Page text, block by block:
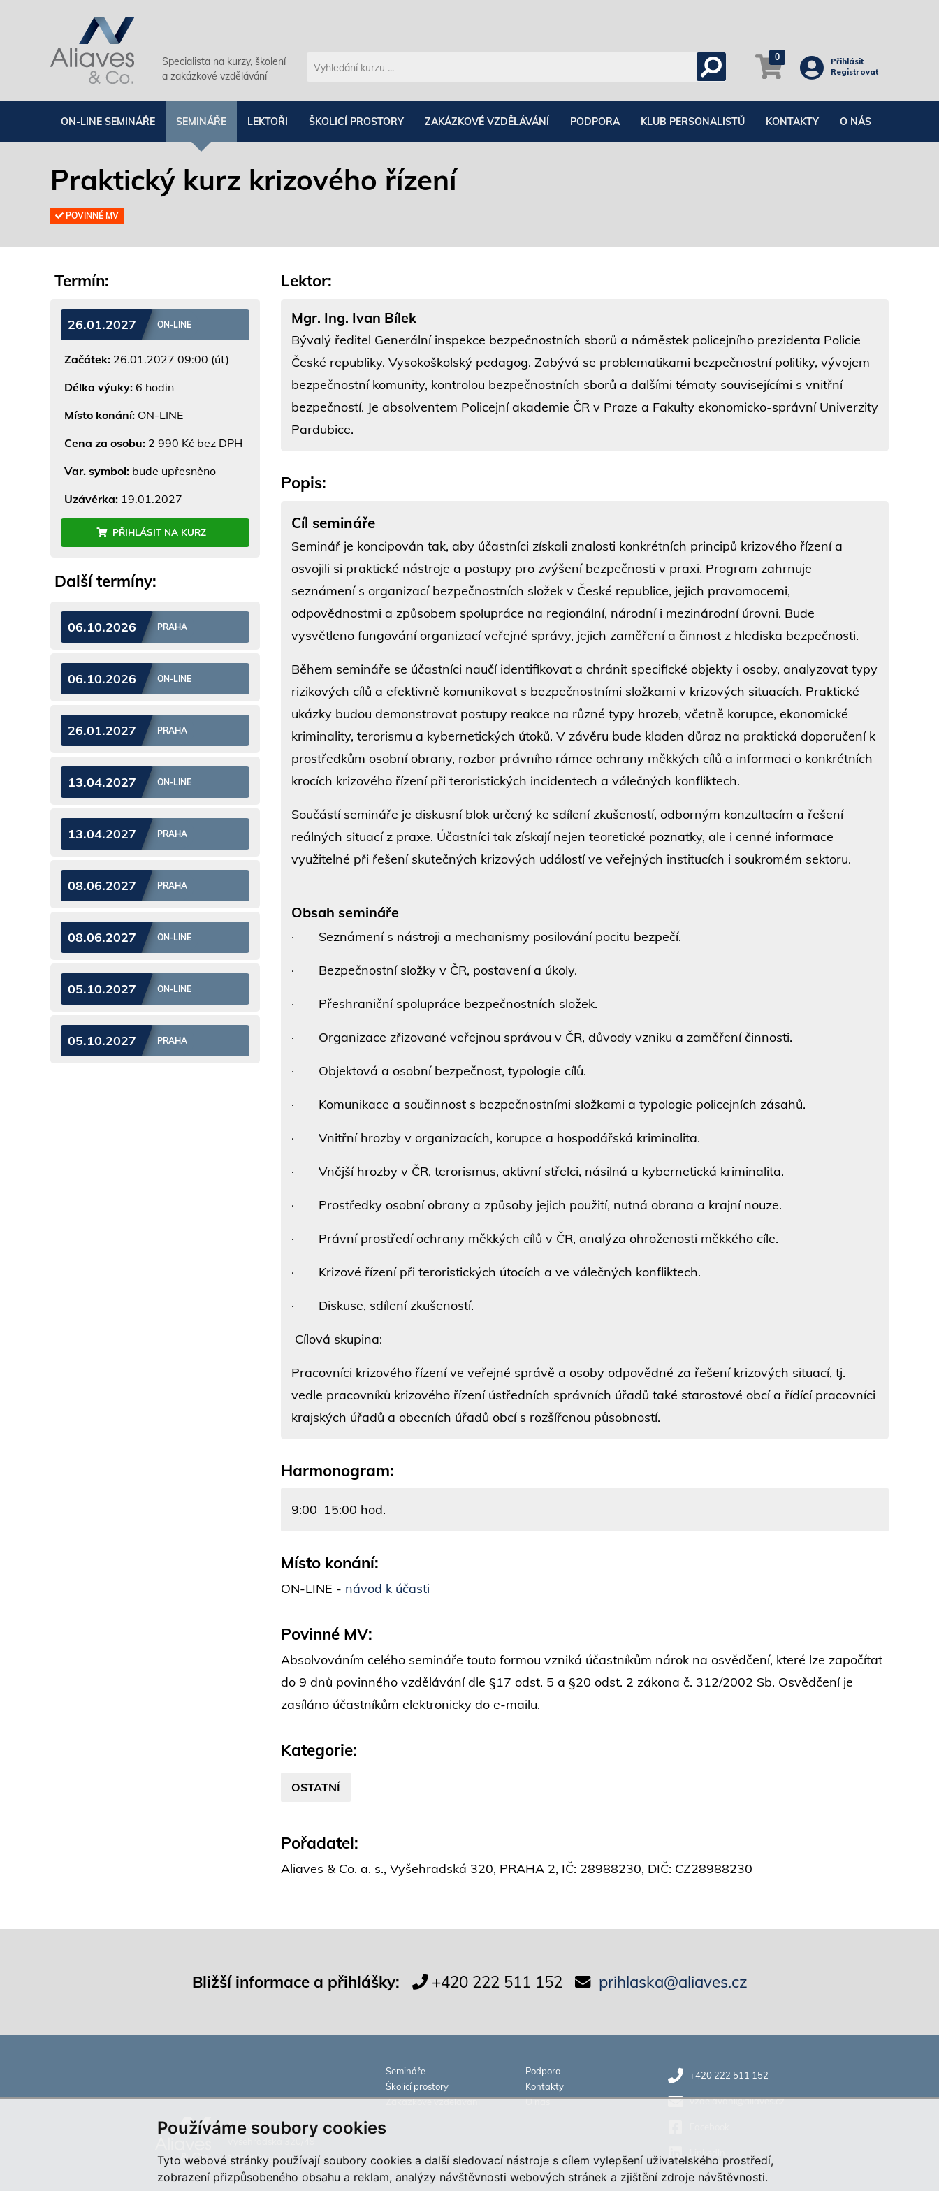
Používáme soubory cookies
Tyto webové stránky používají soubory cookies a další sledovací nástroje s cílem vylepšení uživatelského prostředí,
zobrazení přizpůsobeného obsahu a reklam, analýzy návštěvnosti webových stránek a zjištění zdroje návštěvnosti.
Specialista na kurzy, školení
a zakázkové vzdělávání
0
Přihlásit
Registrovat
ON-LINE SEMINÁŘE SEMINÁŘE LEKTOŘI ŠKOLICÍ PROSTORY ZAKÁZKOVÉ VZDĚLÁVÁNÍ PODPORA KLUB PERSONALISTŮ KONTAKTY O NÁS
Praktický kurz krizového řízení
POVINNÉ MV
Lektor:
Mgr. Ing. Ivan Bílek
Bývalý ředitel Generální inspekce bezpečnostních sborů a náměstek policejního prezidenta Policie
České republiky. Vysokoškolský pedagog. Zabývá se problematikami bezpečnostní politiky, vývojem
bezpečnostní komunity, kontrolou bezpečnostních sborů a dalšími tématy souvisejícími s vnitřní
bezpečností. Je absolventem Policejní akademie ČR v Praze a Fakulty ekonomicko-správní Univerzity
Pardubice.
Popis:
Cíl semináře
Seminář je koncipován tak, aby účastníci získali znalosti konkrétních principů krizového řízení a
osvojili si praktické nástroje a postupy pro zvýšení bezpečnosti v praxi. Program zahrnuje
seznámení s organizací bezpečnostních složek v České republice, jejich pravomocemi,
odpovědnostmi a způsobem spolupráce na regionální, národní i mezinárodní úrovni. Bude
vysvětleno fungování organizací veřejné správy, jejich zaměření a činnost z hlediska bezpečnosti.
Během semináře se účastníci naučí identifikovat a chránit specifické objekty i osoby, analyzovat typy
rizikových cílů a efektivně komunikovat s bezpečnostními složkami v krizových situacích. Praktické
ukázky budou demonstrovat postupy reakce na různé typy hrozeb, včetně korupce, ekonomické
kriminality, terorismu a kybernetických útoků. V závěru bude kladen důraz na praktická doporučení k
prostředkům osobní obrany, rozbor právního rámce ochrany měkkých cílů a informaci o konkrétních
krocích krizového řízení při teroristických incidentech a válečných konfliktech.
Součástí semináře je diskusní blok určený ke sdílení zkušeností, odborným konzultacím a řešení
reálných situací z praxe. Účastníci tak získají nejen teoretické poznatky, ale i cenné informace
využitelné při řešení skutečných krizových událostí ve veřejných institucích i soukromém sektoru.
Obsah semináře
· Seznámení s nástroji a mechanismy posilování pocitu bezpečí.
· Bezpečnostní složky v ČR, postavení a úkoly.
· Přeshraniční spolupráce bezpečnostních složek.
· Organizace zřizované veřejnou správou v ČR, důvody vzniku a zaměření činnosti.
· Objektová a osobní bezpečnost, typologie cílů.
· Komunikace a součinnost s bezpečnostními složkami a typologie policejních zásahů.
· Vnitřní hrozby v organizacích, korupce a hospodářská kriminalita.
· Vnější hrozby v ČR, terorismus, aktivní střelci, násilná a kybernetická kriminalita.
· Prostředky osobní obrany a způsoby jejich použití, nutná obrana a krajní nouze.
· Právní prostředí ochrany měkkých cílů v ČR, analýza ohroženosti měkkého cíle.
· Krizové řízení při teroristických útocích a ve válečných konfliktech.
· Diskuse, sdílení zkušeností.
Cílová skupina:
Pracovníci krizového řízení ve veřejné správě a osoby odpovědné za řešení krizových situací, tj.
vedle pracovníků krizového řízení ústředních správních úřadů také starostové obcí a řídící pracovníci
krajských úřadů a obecních úřadů obcí s rozšířenou působností.
Harmonogram:
9:00–15:00 hod.
Místo konání:
ON-LINE - návod k účasti
Povinné MV:
Absolvováním celého semináře touto formou vzniká účastníkům nárok na osvědčení, které lze započítat
do 9 dnů povinného vzdělávání dle §17 odst. 5 a §20 odst. 2 zákona č. 312/2002 Sb. Osvědčení je
zasíláno účastníkům elektronicky do e-mailu.
Kategorie:
OSTATNÍ
Pořadatel:
Aliaves & Co. a. s., Vyšehradská 320, PRAHA 2, IČ: 28988230, DIČ: CZ28988230
Termín:
26.01.2027 ON-LINE
Začátek: 26.01.2027 09:00 (út)
Délka výuky: 6 hodin
Místo konání: ON-LINE
Cena za osobu: 2 990 Kč bez DPH
Var. symbol: bude upřesněno
Uzávěrka: 19.01.2027
PŘIHLÁSIT NA KURZ
Další termíny:
06.10.2026 PRAHA
06.10.2026 ON-LINE
26.01.2027 PRAHA
13.04.2027 ON-LINE
13.04.2027 PRAHA
08.06.2027 PRAHA
08.06.2027 ON-LINE
05.10.2027 ON-LINE
05.10.2027 PRAHA
Bližší informace a přihlášky: +420 222 511 152 prihlaska@aliaves.cz
Aliaves & Co.,
128 00 Praha 2
Semináře
Podpora
Školicí prostory
Kontakty
Zakázkové vzdělávání
O nás
+420 222 511 152
vzdelavani@aliaves.cz